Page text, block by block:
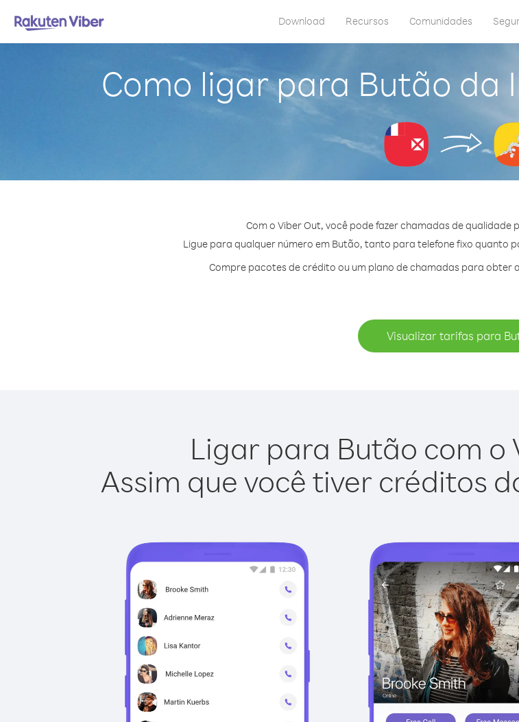
Download Recursos Comunidades
Como ligar para Butão da
Com o Viber Out, você pode fazer chamadas de qualidade
Ligue para qualquer número em Butão, tanto para telefone fixo quanto
Compre pacotes de crédito ou um plano de chamadas para obter
Visualizar tarifas para
Ligar para Butão com o
Assim que você tiver créditos